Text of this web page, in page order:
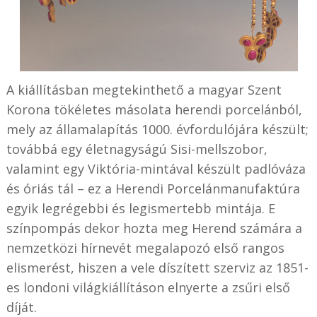
A kiállításban megtekinthető a magyar Szent
Korona tökéletes másolata herendi porcelánból,
mely az államalapítás 1000. évfordulójára készült;
továbbá egy életnagyságú Sisi-mellszobor,
valamint egy Viktória-mintával készült padlóváza
és óriás tál – ez a Herendi Porcelánmanufaktúra
egyik legrégebbi és legismertebb mintája. E
színpompás dekor hozta meg Herend számára a
nemzetközi hírnevét megalapozó első rangos
elismerést, hiszen a vele díszített szerviz az 1851-
es londoni világkiállításon elnyerte a zsűri első
díját.